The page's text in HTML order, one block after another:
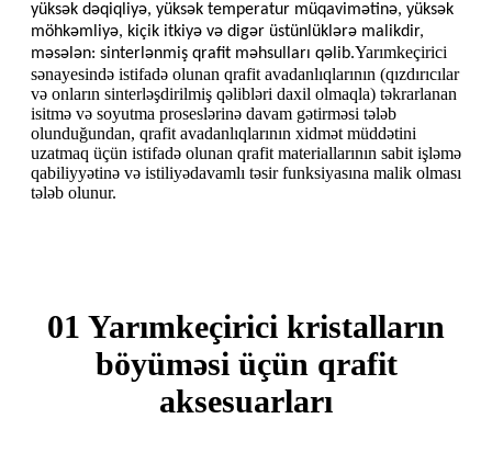
yüksək dəqiqliyə, yüksək temperatur müqavimətinə, yüksək
möhkəmliyə, kiçik itkiyə və digər üstünlüklərə malikdir,
məsələn: sinterlənmiş qrafit məhsulları qəlib.Yarımkeçirici
sənayesində istifadə olunan qrafit avadanlıqlarının (qızdırıcılar
və onların sinterləşdirilmiş qəlibləri daxil olmaqla) təkrarlanan
isitmə və soyutma proseslərinə davam gətirməsi tələb
olunduğundan, qrafit avadanlıqlarının xidmət müddətini
uzatmaq üçün istifadə olunan qrafit materiallarının sabit işləmə
qabiliyyətinə və istiliyədavamlı təsir funksiyasına malik olması
tələb olunur.
01 Yarımkeçirici kristalların
böyüməsi üçün qrafit
aksesuarları